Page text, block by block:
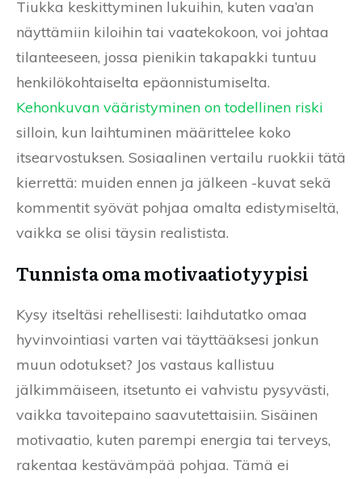
Tiukka keskittyminen lukuihin, kuten vaa’an
näyttämiin kiloihin tai vaatekokoon, voi johtaa
tilanteeseen, jossa pienikin takapakki tuntuu
henkilökohtaiselta epäonnistumiselta.
Kehonkuvan vääristyminen on todellinen riski
silloin, kun laihtuminen määrittelee koko
itsearvostuksen. Sosiaalinen vertailu ruokkii tätä
kierrettä: muiden ennen ja jälkeen -kuvat sekä
kommentit syövät pohjaa omalta edistymiseltä,
vaikka se olisi täysin realistista.
Tunnista oma motivaatiotyypisi
Kysy itseltäsi rehellisesti: laihdutatko omaa
hyvinvointiasi varten vai täyttääksesi jonkun
muun odotukset? Jos vastaus kallistuu
jälkimmäiseen, itsetunto ei vahvistu pysyvästi,
vaikka tavoitepaino saavutettaisiin. Sisäinen
motivaatio, kuten parempi energia tai terveys,
rakentaa kestävämpää pohjaa. Tämä ei